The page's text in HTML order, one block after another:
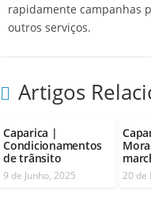
rapidamente campanhas
outros serviços.
Artigos
Caparica |
Condicionamentos
de trânsito
9 de Junho, 2025 20 de